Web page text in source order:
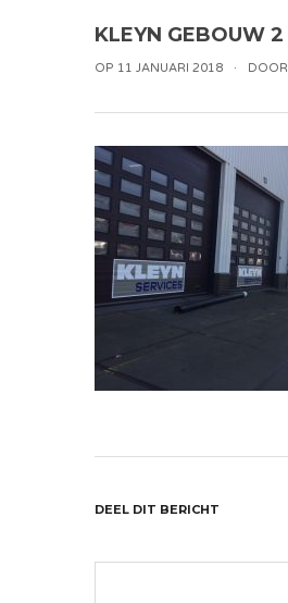
KLEYN GEBOUW 2
OP 11 JANUARI 2018 DOOR
DEEL DIT BERICHT